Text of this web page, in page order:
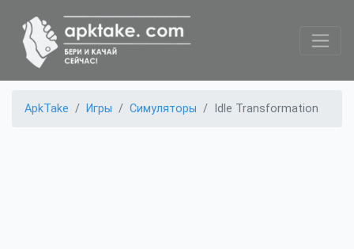
ApkTake Игры Симуляторы Idle Transformation